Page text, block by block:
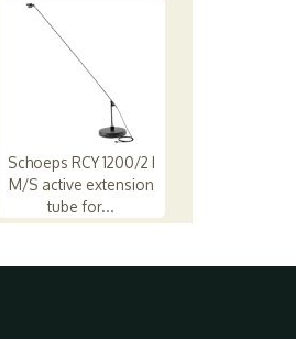
Schoeps RCY 1200/2 I
M/S active extension
tube for...